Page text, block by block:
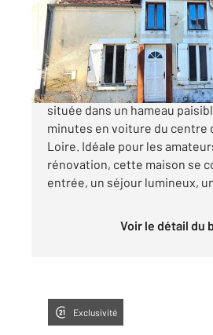
Maison à vendre
25 000 €
Découvrez cette charmante
située dans un hameau
minutes en voiture du centre
Loire. Idéale pour les
rénovation, cette maison se
entrée, un séjour lumineux,
Voir le détail du
Exclusivité